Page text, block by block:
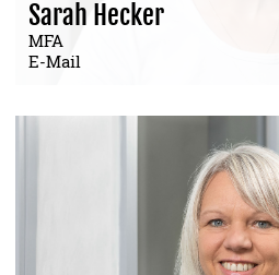
Sarah Hecker
MFA
E-Mail